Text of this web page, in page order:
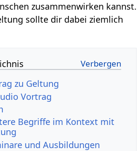
zusammenwirken kannst.
sollte dir dabei ziemlich
Audio Vortrag
Begriffe im Kontext mit
und Ausbildungen